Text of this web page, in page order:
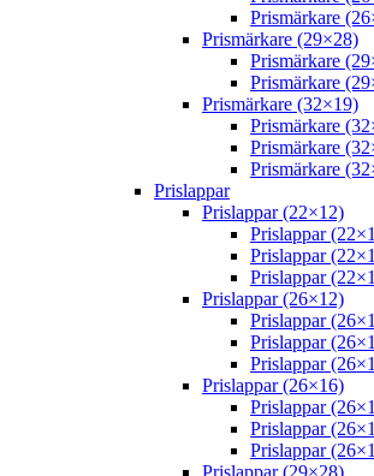
Prismärkare
Prismärkare (29×28)
Prismärkare
Prismärkare
Prismärkare (32×19)
Prismärkare
Prismärkare
Prismärkare
Prislappar
Prislappar (22×12)
Prislappar
Prislappar
Prislappar
Prislappar (26×12)
Prislappar
Prislappar
Prislappar
Prislappar (26×16)
Prislappar
Prislappar
Prislappar
Prislappar (29×28)